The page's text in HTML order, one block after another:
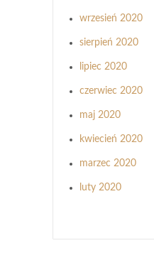
wrzesień 2020
sierpień 2020
lipiec 2020
czerwiec 2020
maj 2020
kwiecień 2020
marzec 2020
luty 2020